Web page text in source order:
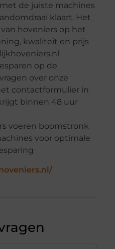
de juiste machines
klaart. Het
hoveniers op het
kwaliteit en prijs
op de
over onze
contactformulier in
binnen 48 uur